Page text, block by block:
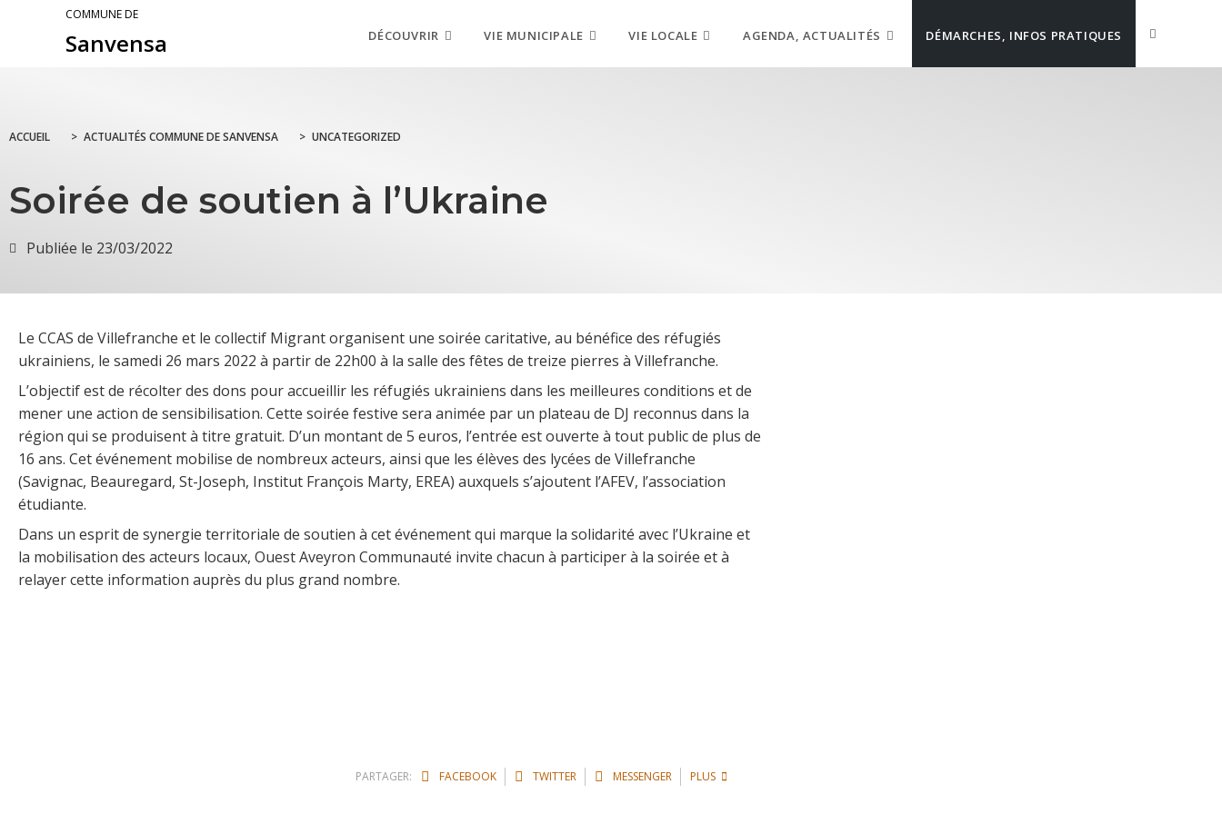
COMMUNE DE
Sanvensa DÉCOUVRIR VIE MUNICIPALE VIE LOCALE AGENDA, ACTUALITÉS DÉMARCHES, INFOS PRATIQUES
ACCUEIL > ACTUALITÉS COMMUNE DE SANVENSA > UNCATEGORIZED
Soirée de soutien à l’Ukraine
Publiée le 23/03/2022
Le CCAS de Villefranche et le collectif Migrant organisent une soirée caritative, au bénéfice des réfugiés
ukrainiens, le samedi 26 mars 2022 à partir de 22h00 à la salle des fêtes de treize pierres à Villefranche.
L’objectif est de récolter des dons pour accueillir les réfugiés ukrainiens dans les meilleures conditions et de
mener une action de sensibilisation. Cette soirée festive sera animée par un plateau de DJ reconnus dans la
région qui se produisent à titre gratuit. D’un montant de 5 euros, l’entrée est ouverte à tout public de plus de
16 ans. Cet événement mobilise de nombreux acteurs, ainsi que les élèves des lycées de Villefranche
(Savignac, Beauregard, St-Joseph, Institut François Marty, EREA) auxquels s’ajoutent l’AFEV, l’association
étudiante.
Dans un esprit de synergie territoriale de soutien à cet événement qui marque la solidarité avec l’Ukraine et
la mobilisation des acteurs locaux, Ouest Aveyron Communauté invite chacun à participer à la soirée et à
relayer cette information auprès du plus grand nombre.
PARTAGER: FACEBOOK TWITTER MESSENGER PLUS